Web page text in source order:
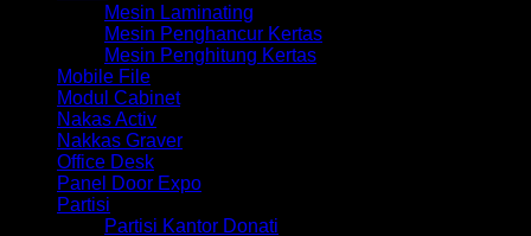
Mesin Laminating
Mesin Penghancur Kertas
Mesin Penghitung Kertas
Mobile File
Modul Cabinet
Nakas Activ
Nakkas Graver
Office Desk
Panel Door Expo
Partisi
Partisi Kantor Donati